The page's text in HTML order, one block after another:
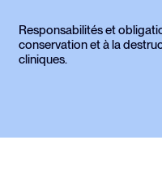
Responsabilités et
conservation et à la
cliniques.